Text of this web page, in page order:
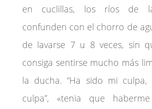
en cuclillas, los ríos de
confunden con el chorro de
de lavarse 7 u 8 veces, sin
consiga sentirse mucho más
la ducha. “Ha sido mi
culpa”, «tenia que